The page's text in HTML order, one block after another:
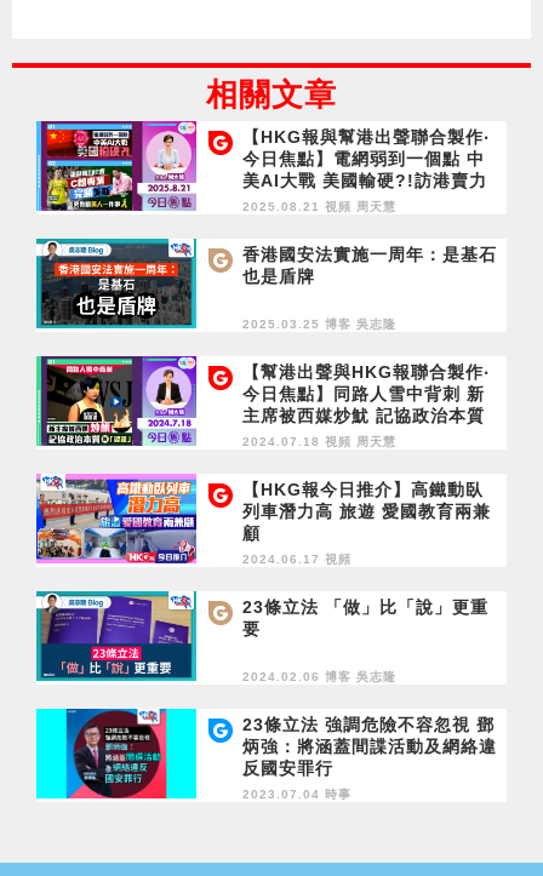
相關文章
【HKG報與幫港出聲聯合製作‧
今日焦點】電網弱到一個點 中
美AI大戰 美國輸硬?!訪港賣力
比賽 C朗專業完勝美斯 更教曉
2025.08.21 視頻 周天慧
香港國安法實施一周年：是基石
也是盾牌
2025.03.25 博客 吳志隆
【幫港出聲與HKG報聯合製作‧
今日焦點】同路人雪中背刺 新
主席被西媒炒魷 記協政治本質
獲「認證」
2024.07.18 視頻 周天慧
【HKG報今日推介】高鐵動臥
列車潛力高 旅遊 愛國教育兩兼
顧
2024.06.17 視頻
23條立法 「做」比「說」更重
要
2024.02.06 博客 吳志隆
23條立法 強調危險不容忽視 鄧
炳強：將涵蓋間諜活動及網絡違
反國安罪行
2023.07.04 時事